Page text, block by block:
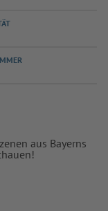
aus Bayerns